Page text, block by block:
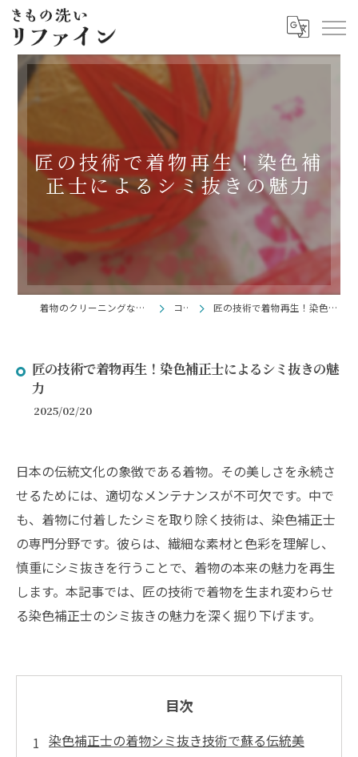
匠の技術で着物再生！染色補
正士によるシミ抜きの魅力
着物のクリーニングならきもの洗い リファイン コラム 匠の技術で着物再生！染色補正士によるシミ抜きの魅力
匠の技術で着物再生！染色補正士によるシミ抜きの魅
力
2025/02/20
日本の伝統文化の象徴である着物。その美しさを永続さ
せるためには、適切なメンテナンスが不可欠です。中で
も、着物に付着したシミを取り除く技術は、染色補正士
の専門分野です。彼らは、繊細な素材と色彩を理解し、
慎重にシミ抜きを行うことで、着物の本来の魅力を再生
します。本記事では、匠の技術で着物を生まれ変わらせ
る染色補正士のシミ抜きの魅力を深く掘り下げます。
目次
染色補正士の着物シミ抜き技術で蘇る伝統美